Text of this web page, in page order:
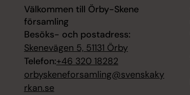
Välkommen till Örby-Skene
församling
Besöks- och postadress:
Skenevägen 5, 51131 Örby
Telefon:+46 320 18282
orbyskeneforsamling@svenskaky
rkan.se